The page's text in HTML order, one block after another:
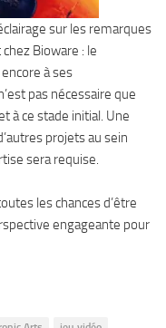
sur les remarques
Bioware : le
à ses
pas nécessaire que
à ce stade initial. Une
projets au sein
sera requise.
les chances d’être
engageante pour